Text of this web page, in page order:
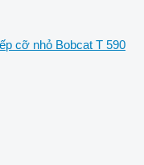
cỡ nhỏ Bobcat T 590